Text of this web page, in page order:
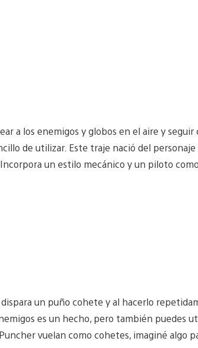
a los enemigos y globos en el aire y
de utilizar. Este traje nació del
un estilo mecánico y un piloto
un puño cohete y al hacerlo
es un hecho, pero también puedes
vuelan como cohetes, imaginé algo